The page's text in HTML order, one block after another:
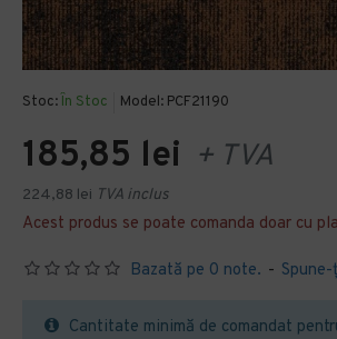
Stoc: În Stoc Model: PCF21190
Bazată pe 0 note. -
185,85 lei + TVA
224,88 lei TVA inclus
Acest produs se poate comanda doar cu
Cantitate minimă de comandat